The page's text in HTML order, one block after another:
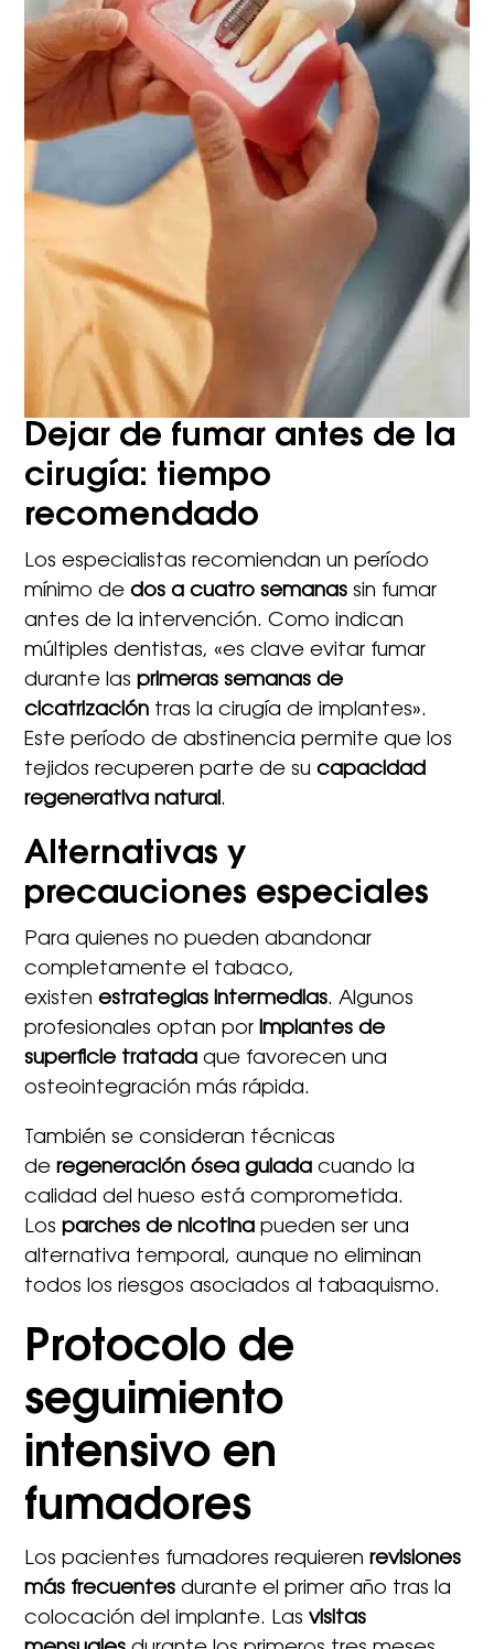
Dejar de fumar antes de la
cirugía: tiempo
recomendado
Los especialistas recomiendan un período
mínimo dedos a cuatro semanas sin fumar
antes de la intervención. Como indican
múltiples dentistas, «es clave evitar fumar
durante las primeras semanas de
cicatrización tras la cirugía de implantes».
Este período de abstinencia permite que los
tejidos recuperen parte de sucapacidad
regenerativa natural.
Alternativas y
precauciones especiales
Para quienes no pueden abandonar
completamente el tabaco,
existenestrategias intermedias. Algunos
profesionales optan porimplantes de
superficie tratada que favorecen una
osteointegración más rápida.
También se consideran técnicas
deregeneración ósea guiada cuando la
calidad del hueso está comprometida.
Los parches de nicotina pueden ser una
alternativa temporal, aunque no eliminan
todos los riesgos asociados al tabaquismo.
Protocolo de
seguimiento
intensivo en
fumadores
Los pacientes fumadores requierenrevisiones
más frecuentes durante el primer año tras la
colocación del implante. Lasvisitas